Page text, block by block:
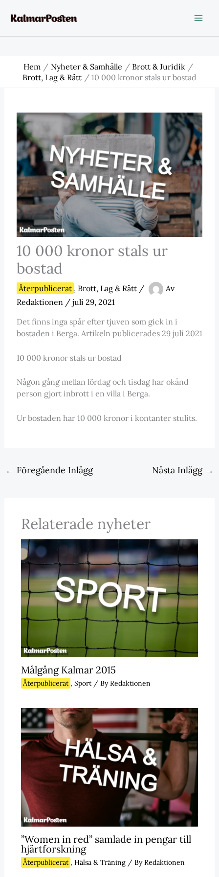
Hem Nyheter & Samhälle
Brott & Juridik
Brott, Lag & Rätt
10 000 kronor stals ur bostad
10 000 kronor stals ur
bostad
Återpublicerat , Brott, Lag & Rätt/
Av
Redaktionen / juli 29, 2021
Det finns inga spår efter tjuven som gick in i
bostaden i Berga. Artikeln publicerades 29 juli 2021
10 000 kronor stals ur bostad
Någon gång mellan lördag och tisdag har okänd
person gjort inbrott i en villa i Berga.
Ur bostaden har 10 000 kronor i kontanter stulits.
← Föregående Inlägg Nästa Inlägg →
Relaterade nyheter
Målgång Kalmar 2015
Återpublicerat , Sport/ ByRedaktionen
”Women in red” samlade in pengar till
hjärtforskning
Återpublicerat , Hälsa & Träning/ ByRedaktionen